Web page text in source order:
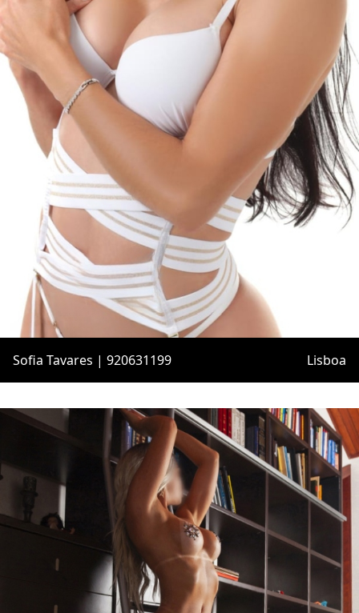
Sofia Tavares | 920631199 Lisboa